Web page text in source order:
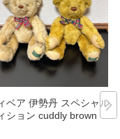
ベア 伊勢丹 スペシャル
ション cuddly brown